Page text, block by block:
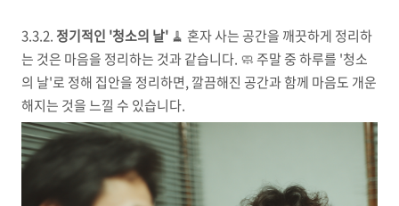
3.3.2. 정기적인 '청소의 날' 🧹 혼자 사는 공간을 깨끗하게 정리하
는 것은 마음을 정리하는 것과 같습니다. 🧼 주말 중 하루를 '청소
의 날'로 정해 집안을 정리하면, 깔끔해진 공간과 함께 마음도 개운
해지는 것을 느낄 수 있습니다.